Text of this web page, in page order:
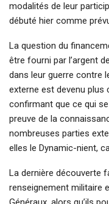
modalités de leur
débuté hier comme
La question du
être fourni par l’argent
dans leur guerre contre
externe est devenu plus
confirmant que ce qui
preuve de la
nombreuses parties
elles le Dynamic-nient,
La dernière découverte
renseignement militaire